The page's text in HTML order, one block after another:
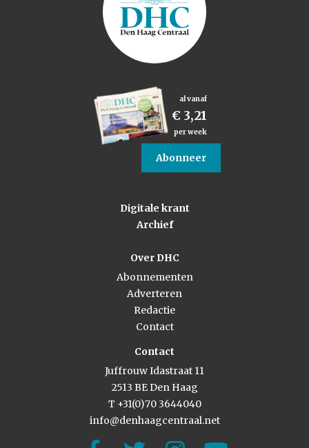
al vanaf
€ 3,21
per week
Abonneer
Digitale krant
Archief
Over DHC
Abonnementen
Adverteren
Redactie
Contact
Contact
Juffrouw Idastraat 11
2513 BE Den Haag
T +31(0)70 3644040
info@denhaagcentraal.net